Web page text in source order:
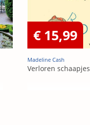
€ 15,99
Madeline Cash
Verloren schaapjes